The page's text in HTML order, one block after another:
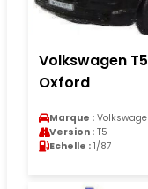
Volkswagen
Oxford
Marque :
Version : T5
Echelle : 1/87